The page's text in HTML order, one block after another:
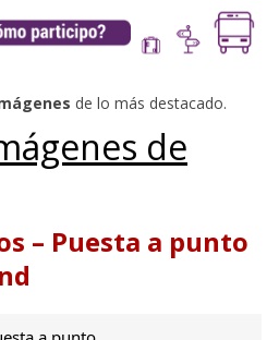
de lo más destacado.
de
– Puesta a punto